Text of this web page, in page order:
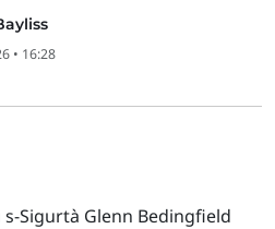
• 16:28
Sigurtà Glenn Bedingfield